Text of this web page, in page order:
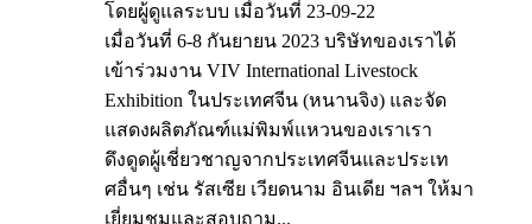
โดยผู้ดูแลระบบ เมื่อวันที่ 23-09-22
เมื่อวันที่ 6-8 กันยายน 2023 บริษัทของเราได้
เข้าร่วมงาน VIV International Livestock
Exhibition ในประเทศจีน (หนานจิง) และจัด
แสดงผลิตภัณฑ์แม่พิมพ์แหวนของเราเรา
ดึงดูดผู้เชี่ยวชาญจากประเทศจีนและประเท
ศอื่นๆ เช่น รัสเซีย เวียดนาม อินเดีย ฯลฯ ให้มา
เยี่ยมชมและสอบถาม...